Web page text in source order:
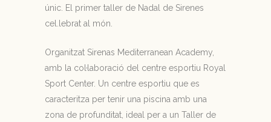
únic. El primer taller de Nadal de Sirenes
cel.lebrat al món.
Organitzat Sirenas Mediterranean Academy,
amb la col·laboració del centre esportiu Royal
Sport Center. Un centre esportiu que es
caracteritza per tenir una piscina amb una
zona de profunditat, ideal per a un Taller de